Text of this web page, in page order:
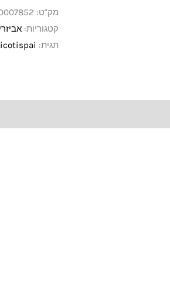
מק"ט:
קטגוריות:
תגית: